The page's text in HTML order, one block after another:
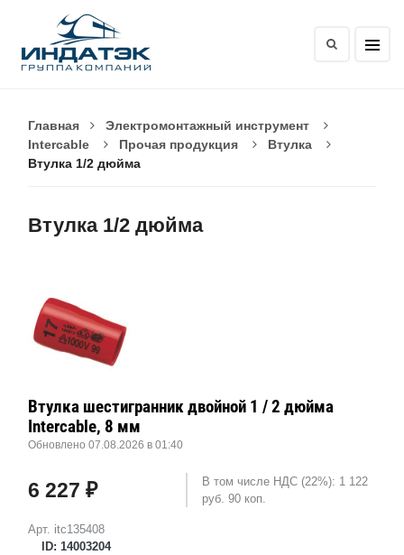
Главная
Электромонтажный инструмент
Intercable
Прочая продукция
Втулка
Втулка 1/2 дюйма
Втулка 1/2 дюйма
Арт. itc135408
ID: 14003204
Втулка шестигранник двойной 1 / 2 дюйма
Intercable, 8 мм
Обновлено 07.08.2026 в 01:40
6 227 ₽
В том числе НДС (22%): 1 122
руб. 90 коп.